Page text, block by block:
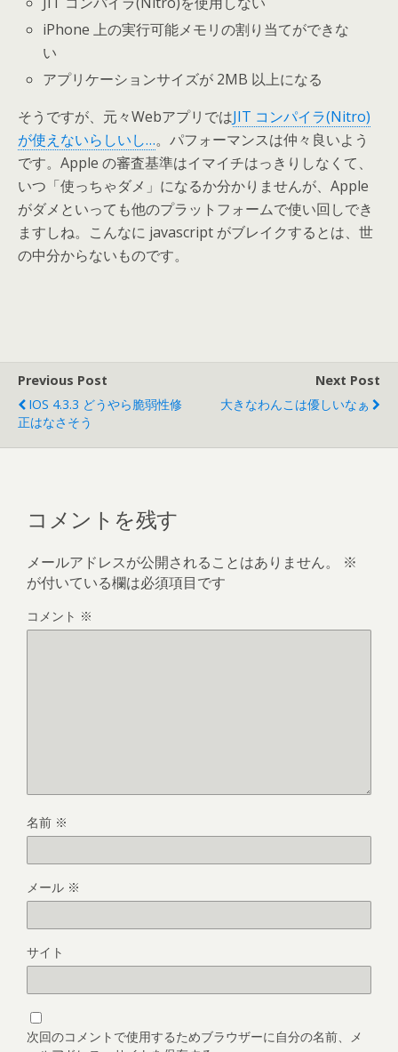
iPhone 上の実行可能メモリの割り当てができな
い
アプリケーションサイズが 2MB 以上になる
そうですが、元々WebアプリではJIT コンパイラ(Nitro)
が使えないらしいし…。パフォーマンスは仲々良いよう
です。Apple の審査基準はイマイチはっきりしなくて、
いつ「使っちゃダメ」になるか分かりませんが、Apple
がダメといっても他のプラットフォームで使い回しでき
ますしね。こんなに javascript がブレイクするとは、世
の中分からないものです。
Previous Post
IOS 4.3.3 どうやら脆弱性修
正はなさそう
Next Post
大きなわんこは優しいなぁ
コメントを残す
メールアドレスが公開されることはありません。
※
が付いている欄は必須項目です
コメント ※
名前 ※
メール ※
サイト
次回のコメントで使用するためブラウザーに自分の名前、メ